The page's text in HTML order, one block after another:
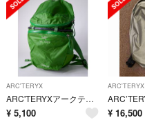
ARC'TERYX
ARC'TERYXアークテリクス Cierzo18 シエルゾ18 18Lバックパック リュック【18L】【MBGA80499】
¥ 5,100
ARC'TERYX
¥ 16,500